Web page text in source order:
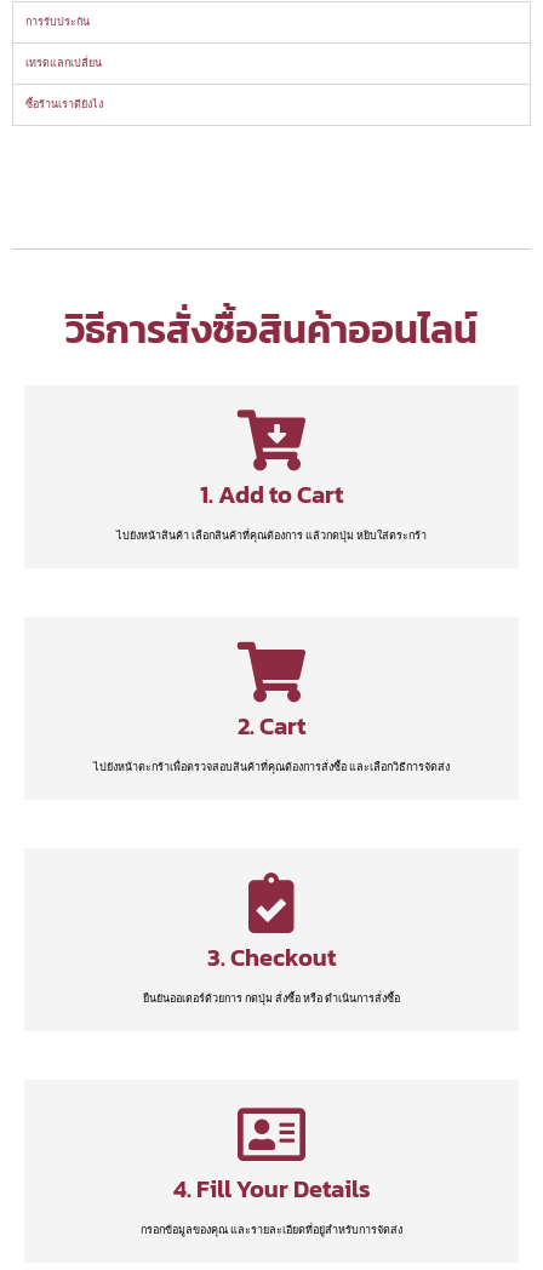
การรับประกัน
เทรดแลกเปลี่ยน
ซื้อร้านเราดียังไง
วิธีการสั่งซื้อสินค้าออนไลน์
1. Add to Cart
ไปยังหน้าสินค้า เลือกสินค้าที่คุณต้องการ แล้วกดปุ่ม หยิบใส่ตระกร้า
2. Cart
ไปยังหน้าตะกร้าเพื่อตรวจสอบสินค้าที่คุณต้องการสั่งซื้อ และเลือกวิธีการจัดส่ง
3. Checkout
ยืนยันออเดอร์ด้วยการ กดปุ่ม สั่งซื้อ หรือ ดำเนินการสั่งซื้อ
4. Fill Your Details
กรอกข้อมูลของคุณ และรายละเอียดที่อยู่สำหรับการจัดส่ง